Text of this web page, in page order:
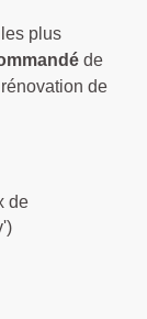
plus
de
de
de